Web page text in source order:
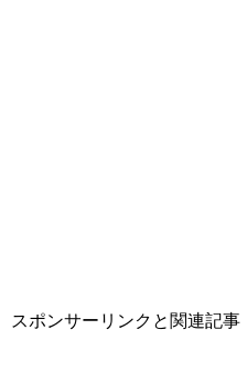
スポンサーリンクと関連記事